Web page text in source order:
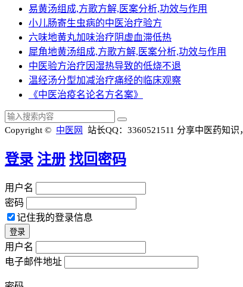
易黄汤组成,方歌方解,医案分析,功效与作用
小儿肠寄生虫病的中医治疗验方
六味地黄丸加味治疗阴虚血滞低热
犀角地黄汤组成,方歌方解,医案分析,功效与作用
中医验方治疗因湿热导致的低烧不退
温经汤分型加减治疗痛经的临床观察
《中医治疫名论名方名案》
Copyright © 中医网 站长QQ：3360521511 分享中医药知识
登录 注册 找回密码
用户名
密码
记住我的登录信息
用户名
电子邮件地址